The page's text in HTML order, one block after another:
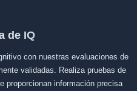
de IQ
con nuestras evaluaciones de
validadas. Realiza pruebas de
proporcionan información precisa